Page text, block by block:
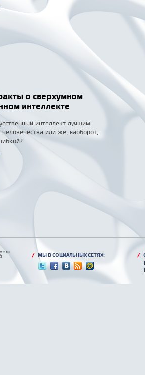
о сверхумном
интеллекте
интеллект лучшим
человечества или же, наоборот,
/ МЫ В СОЦИАЛЬНЫХ СЕТЯХ: /